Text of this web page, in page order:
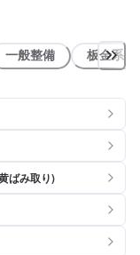
一般整備 板金系
ばみ取り)